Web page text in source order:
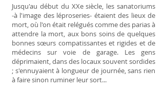
Jusqu'au début du XXe siècle, les sanatoriums
-à l'image des léproseries- étaient des lieux de
mort, où l'on était relégués comme des parias à
attendre la mort, aux bons soins de quelques
bonnes sœurs compatissantes et rigides et de
médecins sur voie de garage. Les gens
déprimaient, dans des locaux souvent sordides
; s'ennuyaient à longueur de journée, sans rien
à faire sinon ruminer leur sort...